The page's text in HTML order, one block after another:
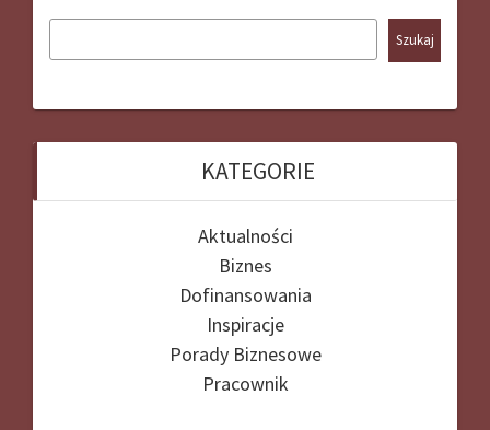
Szukaj
KATEGORIE
Aktualności
Biznes
Dofinansowania
Inspiracje
Porady Biznesowe
Pracownik